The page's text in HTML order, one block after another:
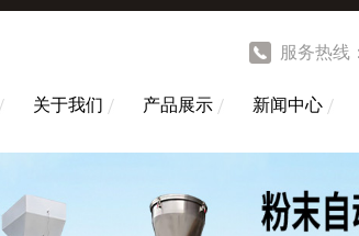
服务热线
关于我们 产品展示 新闻中心